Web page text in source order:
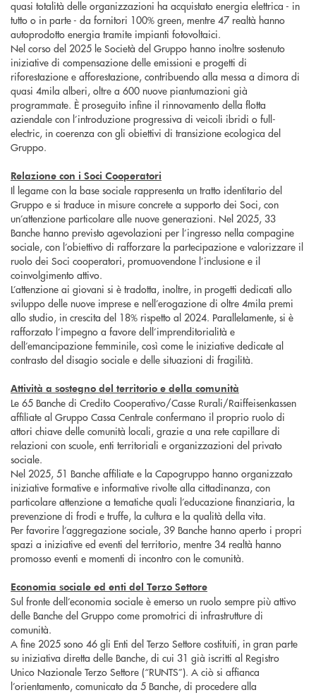
quasi totalità delle organizzazioni ha acquistato energia elettrica - in
tutto o in parte - da fornitori 100% green, mentre 47 realtà hanno
autoprodotto energia tramite impianti fotovoltaici.
Nel corso del 2025 le Società del Gruppo hanno inoltre sostenuto
iniziative di compensazione delle emissioni e progetti di
riforestazione e afforestazione, contribuendo alla messa a dimora di
quasi 4mila alberi, oltre a 600 nuove piantumazioni già
programmate. È proseguito infine il rinnovamento della flotta
aziendale con l’introduzione progressiva di veicoli ibridi o full-
electric, in coerenza con gli obiettivi di transizione ecologica del
Gruppo.
Relazione con i Soci Cooperatori
Il legame con la base sociale rappresenta un tratto identitario del
Gruppo e si traduce in misure concrete a supporto dei Soci, con
un’attenzione particolare alle nuove generazioni. Nel 2025, 33
Banche hanno previsto agevolazioni per l’ingresso nella compagine
sociale, con l’obiettivo di rafforzare la partecipazione e valorizzare il
ruolo dei Soci cooperatori, promuovendone l’inclusione e il
coinvolgimento attivo.
L’attenzione ai giovani si è tradotta, inoltre, in progetti dedicati allo
sviluppo delle nuove imprese e nell’erogazione di oltre 4mila premi
allo studio, in crescita del 18% rispetto al 2024. Parallelamente, si è
rafforzato l’impegno a favore dell’imprenditorialità e
dell’emancipazione femminile, così come le iniziative dedicate al
contrasto del disagio sociale e delle situazioni di fragilità.
Attività a sostegno del territorio e della comunità
Le 65 Banche di Credito Cooperativo/Casse Rurali/Raiffeisenkassen
affiliate al Gruppo Cassa Centrale confermano il proprio ruolo di
attori chiave delle comunità locali, grazie a una rete capillare di
relazioni con scuole, enti territoriali e organizzazioni del privato
sociale.
Nel 2025, 51 Banche affiliate e la Capogruppo hanno organizzato
iniziative formative e informative rivolte alla cittadinanza, con
particolare attenzione a tematiche quali l’educazione finanziaria, la
prevenzione di frodi e truffe, la cultura e la qualità della vita.
Per favorire l’aggregazione sociale, 39 Banche hanno aperto i propri
spazi a iniziative ed eventi del territorio, mentre 34 realtà hanno
promosso eventi e momenti di incontro con le comunità.
Economia sociale ed enti del Terzo Settore
Sul fronte dell’economia sociale è emerso un ruolo sempre più attivo
delle Banche del Gruppo come promotrici di infrastrutture di
comunità.
A fine 2025 sono 46 gli Enti del Terzo Settore costituiti, in gran parte
su iniziativa diretta delle Banche, di cui 31 già iscritti al Registro
Unico Nazionale Terzo Settore (“RUNTS”). A ciò si affianca
l’orientamento, comunicato da 5 Banche, di procedere alla